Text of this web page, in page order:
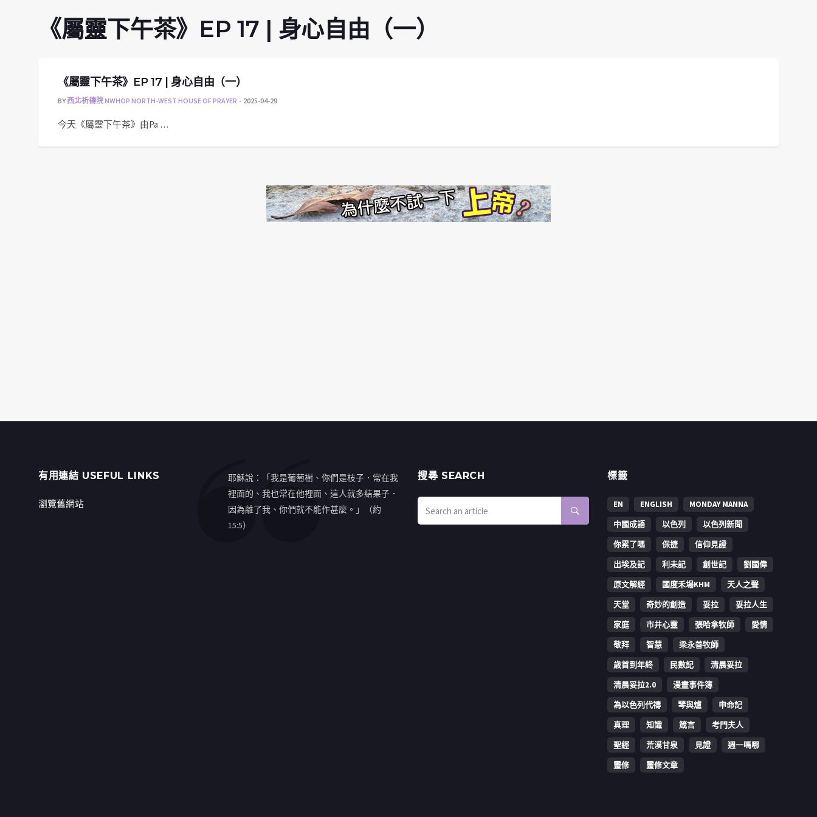
《屬靈下午茶》EP 17 | 身心自由（一）
《屬靈下午茶》EP 17 | 身心自由（一）
BY西北祈禱院 NWHOP NORTH-WEST HOUSE OF PRAYER 2025-04-29
今天《屬靈下午茶》由Pa …
有用連結 USEFUL LINKS
瀏覽舊網站
耶穌說：「我是葡萄樹、你們是枝子．常在我
裡面的、我也常在他裡面、這人就多結果子．
因為離了我、你們就不能作甚麼。」（約
15:5）
搜㝷 SEARCH 標籤
EN ENGLISH
MONDAY MANNA
中國成語
以色列
以色列新聞
你累了嗎
保捷
信仰見證
出埃及記
利未記 創世記
劉國偉
原文解經
國度禾場KHM
天人之聲
天堂
奇妙的創造 妥拉
妥拉人生
家庭
市井心靈 張哈拿牧師
愛情
敬拜
智慧
梁永善牧師
歳首到年終
民數記
清晨妥拉
清晨妥拉2.0
漫畫事件簿
為以色列代禱
琴與爐
申命記
真理
知識 箴言
考門夫人
聖經
荒漠甘泉 見證
週一嗎哪
靈修
靈修文章